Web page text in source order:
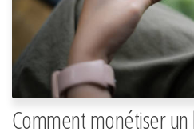
Comment monétiser un